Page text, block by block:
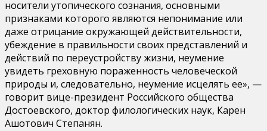
носители утопического сознания, основными
признаками которого являются непонимание или
даже отрицание окружающей действительности,
убеждение в правильности своих представлений и
действий по переустройству жизни, неумение
увидеть греховную пораженность человеческой
природы и, следовательно, неумение исцелять ее», —
говорит вице-президент Российского общества
Достоевского, доктор филологических наук, Карен
Ашотович Степанян.